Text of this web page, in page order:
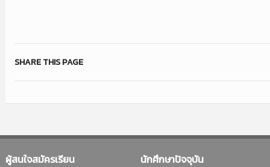
SHARE THIS PAGE
ผู้สนใจสมัครเรียน นักศึกษาปัจจุบัน